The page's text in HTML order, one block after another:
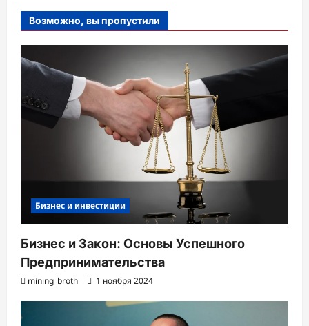
Возможно, вы пропустили
Бизнес и инвестиции
Бизнес и Закон: Основы Успешного
Предпринимательства
mining_broth 1 ноября 2024